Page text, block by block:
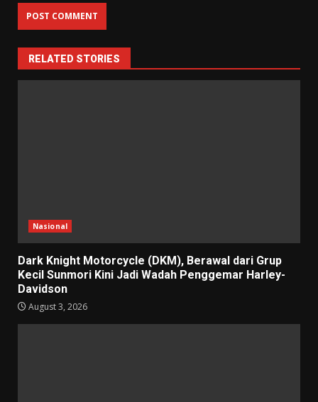
RELATED STORIES
Nasional
Dark Knight Motorcycle (DKM), Berawal dari Grup
Kecil Sunmori Kini Jadi Wadah Penggemar Harley-
Davidson
August 3, 2026